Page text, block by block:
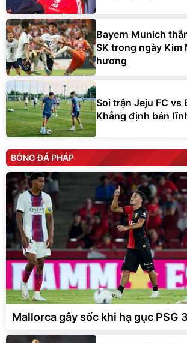
Bayern Munich
SK trong ngày Kim
hương
Soi trận Jeju FC vs
Khẳng định bản
BÓNG ĐÁ PHÁP
Mallorca gây sốc khi hạ gục PSG